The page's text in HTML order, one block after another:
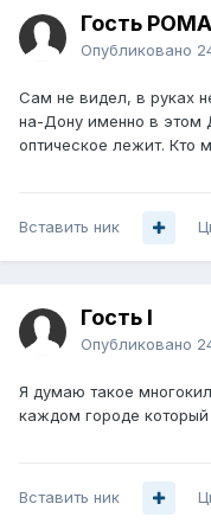
Гость
Опубликовано
Сам не видел, в руках
на-Дону именно в этом
оптическое лежит. Кто
Вставить ник
Гость l
Опубликовано
Я думаю такое
каждом городе
Вставить ник